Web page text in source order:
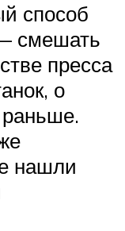
способ
смешать
пресса
о
нашли